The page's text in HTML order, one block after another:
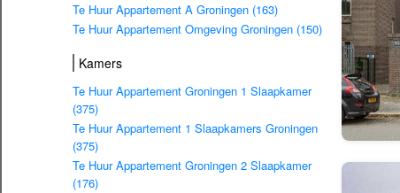
Te Huur Appartement A Groningen (163)
Te Huur Appartement Omgeving Groningen (150)
Kamers
Te Huur Appartement Groningen 1 Slaapkamer
(375)
Te Huur Appartement 1 Slaapkamers Groningen
(375)
Te Huur Appartement Groningen 2 Slaapkamer
(176)